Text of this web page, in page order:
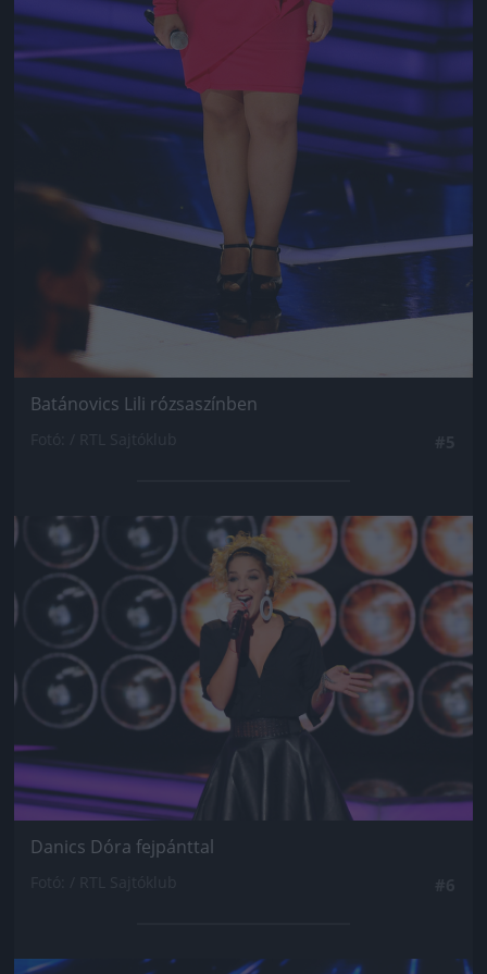
Batánovics Lili rózsaszínben
Jön még kép!
Danics Dóra fejpánttal